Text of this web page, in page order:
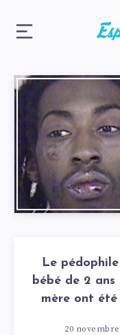
Le
bébé de 2
mère ont
20 novembre